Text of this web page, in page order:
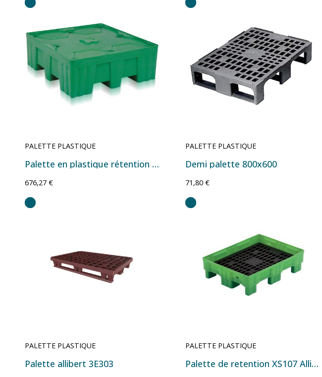
PALETTE PLASTIQUE
Palette en plastique rétention 4 fûts 450 litres VSA07
676,27 €
PALETTE PLASTIQUE
Demi palette 800x600
71,80 €
PALETTE PLASTIQUE
Palette allibert 3E303
PALETTE PLASTIQUE
Palette de retention XS107 Allibert